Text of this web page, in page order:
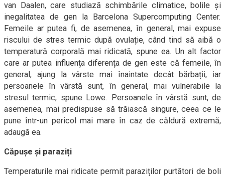
van Daalen, care studiază schimbările climatice, bolile și
inegalitatea de gen la Barcelona Supercomputing Center.
Femeile ar putea fi, de asemenea, în general, mai expuse
riscului de stres termic după ovulație, când tind să aibă o
temperatură corporală mai ridicată, spune ea. Un alt factor
care ar putea influența diferența de gen este că femeile, în
general, ajung la vârste mai înaintate decât bărbații, iar
persoanele în vârstă sunt, în general, mai vulnerabile la
stresul termic, spune Lowe. Persoanele în vârstă sunt, de
asemenea, mai predispuse să trăiască singure, ceea ce le
pune într-un pericol mai mare în caz de căldură extremă,
adaugă ea.
Căpușe și paraziți
Temperaturile mai ridicate permit paraziților purtători de boli